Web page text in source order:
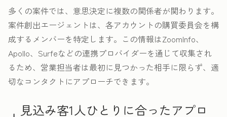
多くの案件では、意思決定に複数の関係者が関わります。
案件創出エージェントは、各アカウントの購買委員会を構
成するメンバーを特定します。この情報はZoomInfo、
Apollo、Surfeなどの連携プロバイダーを通じて収集され
るため、営業担当者は最初に見つかった相手に限らず、適
切なコンタクトにアプローチできます。
見込み客1人ひとりに合ったアプロ